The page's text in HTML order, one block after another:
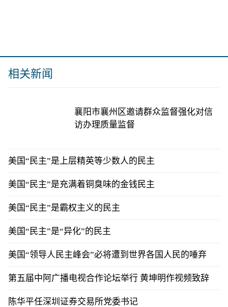
相关新闻
襄阳市襄州区邀请群众监督强化对信
访办理质量监督
美国“民主”是上层精英等少数人的民主
美国“民主”是充满着铜臭味的金钱民主
美国“民主”是霸权主义的民主
美国“民主”是“异化”的民主
美国“领导人民主峰会”必将遭到世界各国人民的唾弃
第五届中阿广播电视合作论坛举行 黄坤明作视频致辞
陈华平任深圳证券交易所党委书记